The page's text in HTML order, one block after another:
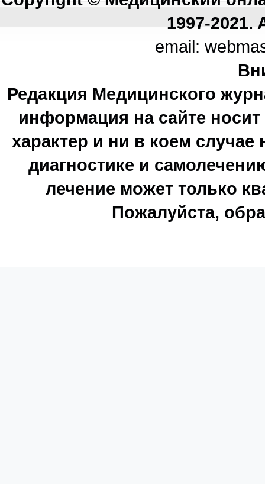
1997-2021.
email:
Редакция Медицинского
информация на сайте
характер и ни в коем
диагностике и
лечение может только
Пожалуйста,